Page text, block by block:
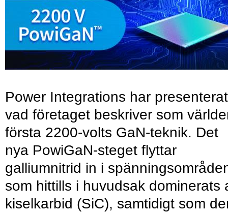
Power Integrations har presenterat
vad företaget beskriver som
första 2200-volts GaN-teknik. Det
nya PowiGaN-steget flyttar
galliumnitrid in i
som hittills i huvudsak dominerats
kiselkarbid (SiC), samtidigt som